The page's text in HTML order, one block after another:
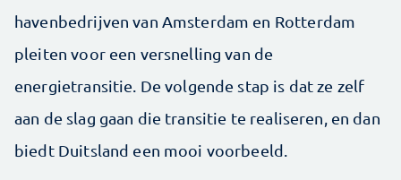
havenbedrijven van Amsterdam en Rotterdam
pleiten voor een versnelling van de
energietransitie. De volgende stap is dat ze zelf
aan de slag gaan die transitie te realiseren, en dan
biedt Duitsland een mooi voorbeeld.